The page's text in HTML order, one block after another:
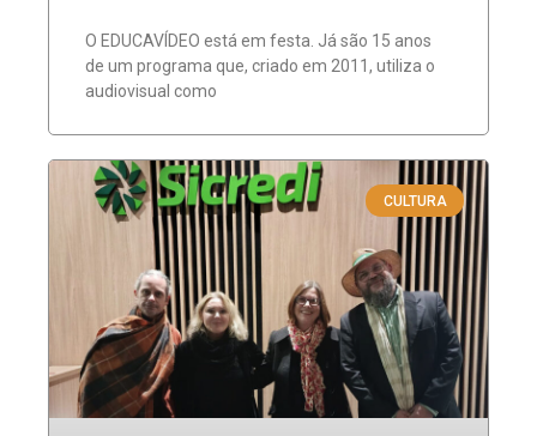
O EDUCAVÍDEO está em festa. Já são 15 anos
de um programa que, criado em 2011, utiliza o
audiovisual como
CULTURA